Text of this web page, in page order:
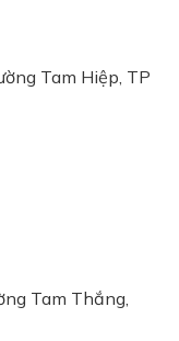
Tam Hiệp, TP
Tam Thắng,